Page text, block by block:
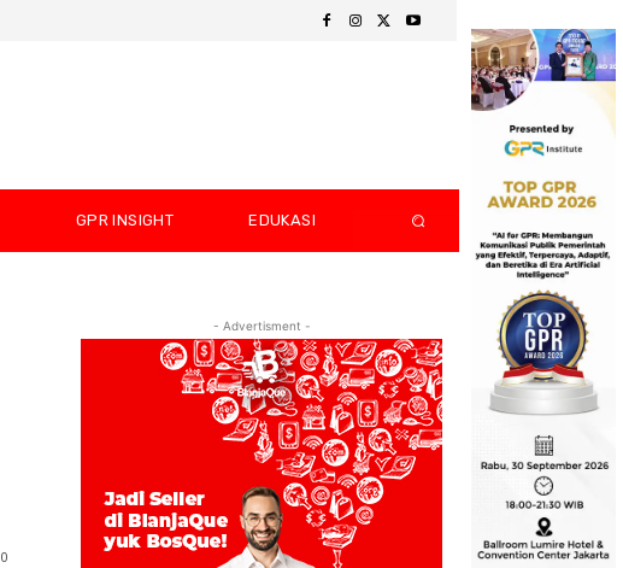
GPR INSIGHT EDUKASI
0
- Advertisment -